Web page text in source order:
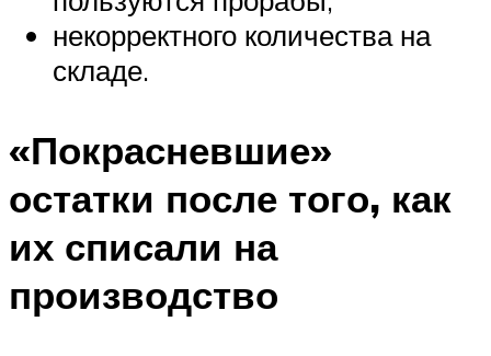
некорректного количества на
складе.
«Покрасневшие»
остатки после того, как
их списали на
производство